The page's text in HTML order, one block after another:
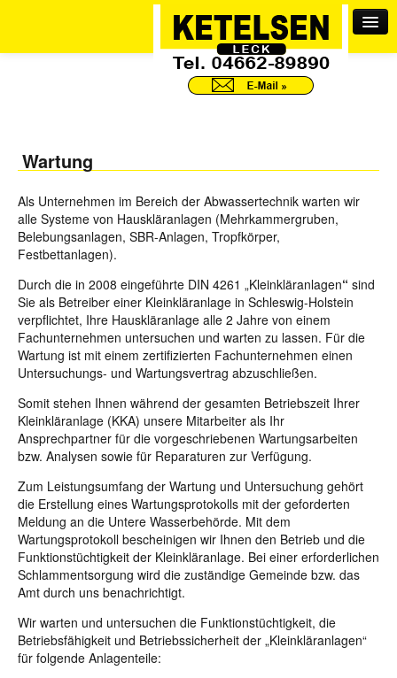
Containerdienst
Rohrreinigung
Kläranlagen
Entsorgungszentrum
Tankreinigung
Wartung
Als Unternehmen im Bereich der Abwassertechnik warten wir
alle Systeme von Hauskläranlagen (Mehrkammergruben,
Belebungsanlagen, SBR-Anlagen, Tropfkörper,
Festbettanlagen).
Durch die in 2008 eingeführte DIN 4261 „Kleinkläranlagen“ sind
Sie als Betreiber einer Kleinkläranlage in Schleswig-Holstein
verpflichtet, Ihre Hauskläranlage alle 2 Jahre von einem
Fachunternehmen untersuchen und warten zu lassen. Für die
Wartung ist mit einem zertifizierten Fachunternehmen einen
Untersuchungs- und Wartungsvertrag abzuschließen.
Somit stehen Ihnen während der gesamten Betriebszeit Ihrer
Kleinkläranlage (KKA) unsere Mitarbeiter als Ihr
Ansprechpartner für die vorgeschriebenen Wartungsarbeiten
bzw. Analysen sowie für Reparaturen zur Verfügung.
Zum Leistungsumfang der Wartung und Untersuchung gehört
die Erstellung eines Wartungsprotokolls mit der geforderten
Meldung an die Untere Wasserbehörde. Mit dem
Wartungsprotokoll bescheinigen wir Ihnen den Betrieb und die
Funktionstüchtigkeit der Kleinkläranlage. Bei einer erforderlichen
Schlammentsorgung wird die zuständige Gemeinde bzw. das
Amt durch uns benachrichtigt.
Wir warten und untersuchen die Funktionstüchtigkeit, die
Betriebsfähigkeit und Betriebssicherheit der „Kleinkläranlagen“
für folgende Anlagenteile: